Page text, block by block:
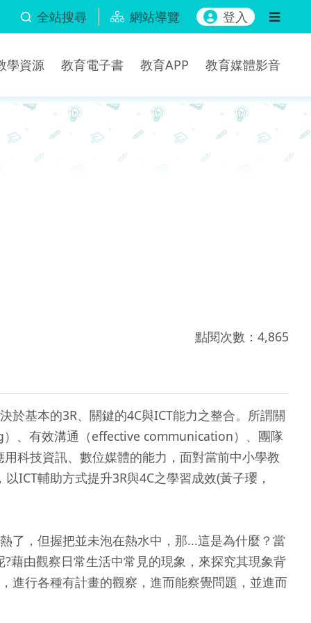
全站搜尋 網站導覽 登入
學資源 教育電子書 教育APP 教育媒體影音
點閱次數：4,865
基本的3R、關鍵的4C與ICT能力之整合。所謂關
、有效溝通（effective communication）、團隊
科技資訊、數位媒體的能力，面對當前中小學教
ICT輔助方式提升3R與4C之學習成效(黃子瓔，
了，但握把並未泡在熱水中，那...這是為什麼？當
藉由觀察日常生活中常見的現象，來探究其現象背
進行各種有計畫的觀察，進而能察覺問題，並進而